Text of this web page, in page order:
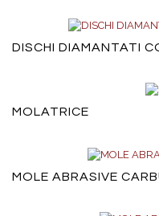
DISCHI DIAMANTATI
MOLATRICE
MOLE ABRASIVE